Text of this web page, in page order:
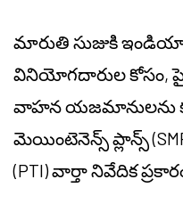
మారుతి సుజుకి ఇండియా
వినియోగదారుల కోసం,
వాహన యజమానులను
మెయింటెనెన్స్ ప్లాన్స్
(PTI) వార్తా నివేదిక